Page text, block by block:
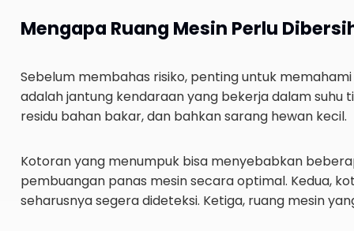
Mengapa Ruang Mesin Perlu
Sebelum membahas risiko, penting untuk
adalah jantung kendaraan yang bekerja dalam
residu bahan bakar, dan bahkan sarang hewan kecil.
Kotoran yang menumpuk bisa menyebabkan
pembuangan panas mesin secara optimal. Kedua,
seharusnya segera dideteksi. Ketiga, ruang mesin